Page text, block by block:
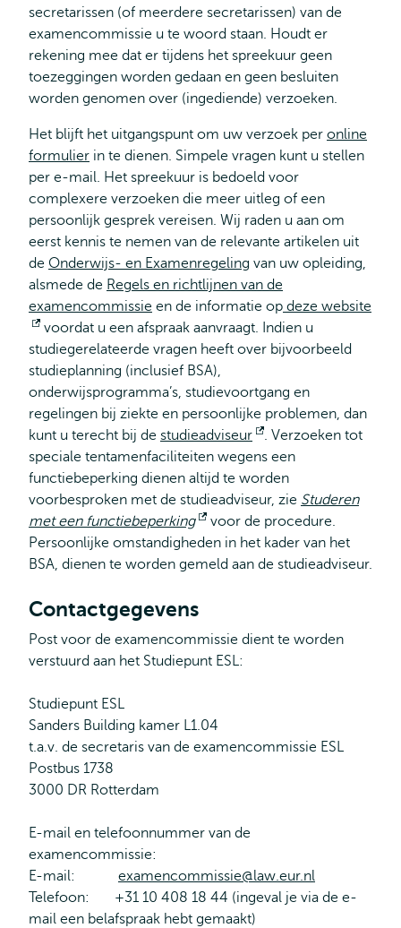
secretarissen (of meerdere secretarissen) van de
examencommissie u te woord staan. Houdt er
rekening mee dat er tijdens het spreekuur geen
toezeggingen worden gedaan en geen besluiten
worden genomen over (ingediende) verzoeken.
Het blijft het uitgangspunt om uw verzoek per online
formulier in te dienen. Simpele vragen kunt u stellen
per e-mail. Het spreekuur is bedoeld voor
complexere verzoeken die meer uitleg of een
persoonlijk gesprek vereisen. Wij raden u aan om
eerst kennis te nemen van de relevante artikelen uit
de Onderwijs- en Examenregeling van uw opleiding,
alsmede de Regels en richtlijnen van de
examencommissie en de informatie op deze website
Opent
extern
voordat u een afspraak aanvraagt. Indien u
studiegerelateerde vragen heeft over bijvoorbeeld
studieplanning (inclusief BSA),
onderwijsprogramma’s, studievoortgang en
regelingen bij ziekte en persoonlijke problemen, dan
kunt u terecht bij de studieadviseur
Opent
extern
. Verzoeken tot
speciale tentamenfaciliteiten wegens een
functiebeperking dienen altijd te worden
voorbesproken met de studieadviseur, zie Studeren
met een functiebeperking
Opent
extern
voor de procedure.
Persoonlijke omstandigheden in het kader van het
BSA, dienen te worden gemeld aan de studieadviseur.
Contactgegevens
Post voor de examencommissie dient te worden
verstuurd aan het Studiepunt ESL:
Studiepunt ESL
Sanders Building kamer L1.04
t.a.v. de secretaris van de examencommissie ESL
Postbus 1738
3000 DR Rotterdam
E-mail en telefoonnummer van de
examencommissie:
E-mail: examencommissie@law.eur.nl
Telefoon: +31 10 408 18 44 (ingeval je via de e-
mail een belafspraak hebt gemaakt)